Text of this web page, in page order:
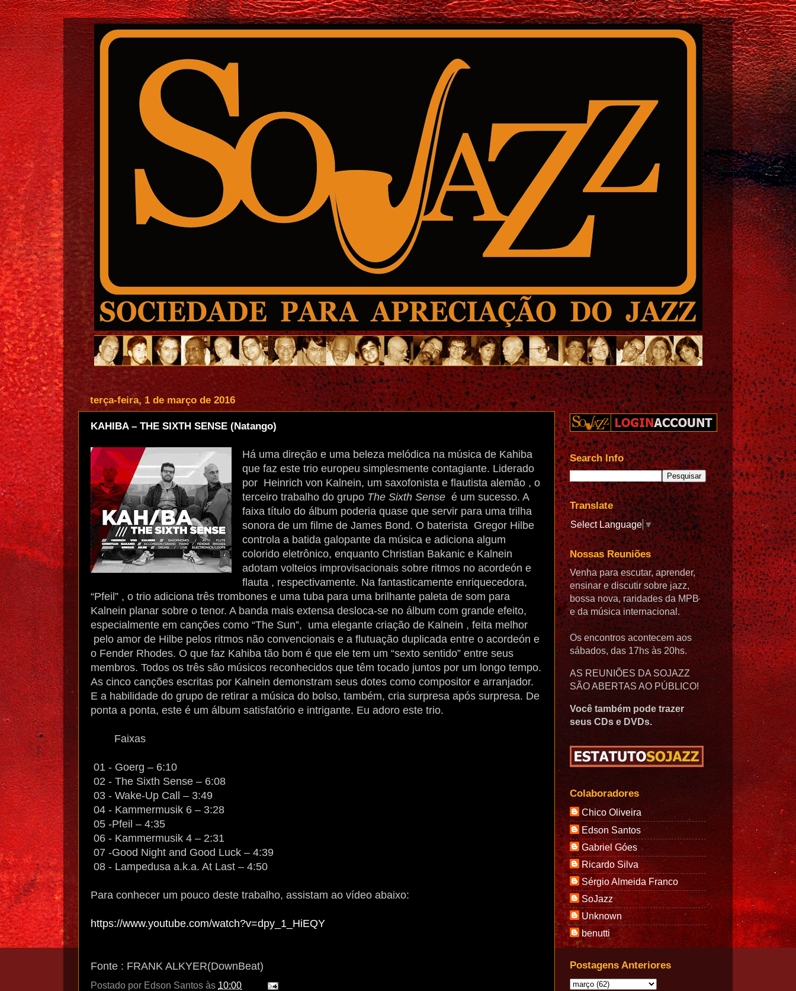
terça-feira, 1 de março de 2016
KAHIBA – THE SIXTH SENSE (Natango)
Há uma direção e uma beleza melódica na música de Kahiba
que faz este trio europeu simplesmente contagiante. Liderado
por Heinrich von Kalnein, um saxofonista e flautista alemão , o
terceiro trabalho do grupo The Sixth Senseé um sucesso. A
faixa título do álbum poderia quase que servir para uma trilha
sonora de um filme de James Bond. O baterista Gregor Hilbe
controla a batida galopante da música e adiciona algum
colorido eletrônico, enquanto Christian Bakanic e Kalnein
adotam volteios improvisacionais sobre ritmos no acordeón e
flauta , respectivamente. Na fantasticamente enriquecedora,
“Pfeil” , o trio adiciona três trombones e uma tuba para uma brilhante paleta de som para
Kalnein planar sobre o tenor. A banda mais extensa desloca-se no álbum com grande efeito,
especialmente em canções como “The Sun”, uma elegante criação de Kalnein , feita melhor
pelo amor de Hilbe pelos ritmos não convencionais e a flutuação duplicada entre o acordeón e
o Fender Rhodes. O que faz Kahiba tão bom é que ele tem um “sexto sentido” entre seus
membros. Todos os três são músicos reconhecidos que têm tocado juntos por um longo tempo.
As cinco canções escritas por Kalnein demonstram seus dotes como compositor e arranjador.
E a habilidade do grupo de retirar a música do bolso, também, cria surpresa após surpresa. De
ponta a ponta, este é um álbum satisfatório e intrigante. Eu adoro este trio.
Faixas
01 - Goerg – 6:10
02 - The Sixth Sense – 6:08
03 - Wake-Up Call – 3:49
04 - Kammermusik 6 – 3:28
05 -Pfeil – 4:35
06 - Kammermusik 4 – 2:31
07 -Good Night and Good Luck – 4:39
08 - Lampedusa a.k.a. At Last – 4:50
Para conhecer um pouco deste trabalho, assistam ao vídeo abaixo:
https://www.youtube.com/watch?v=dpy_1_HiEQY
Fonte : FRANK ALKYER(DownBeat)
Postado por Edson Santos às 10:00
Search Info
Translate
Select Language▼
Nossas Reuniões
Venha para escutar, aprender,
ensinar e discutir sobre jazz,
bossa nova, raridades da MPB
e da música internacional.
Os encontros acontecem aos
sábados, das 17hs às 20hs.
AS REUNIÕES DA SOJAZZ
SÃO ABERTAS AO PÚBLICO!
Você também pode trazer
seus CDs e DVDs.
Colaboradores
Chico Oliveira
Edson Santos
Gabriel Góes
Ricardo Silva
Sérgio Almeida Franco
SoJazz
Unknown
benutti
Postagens Anteriores